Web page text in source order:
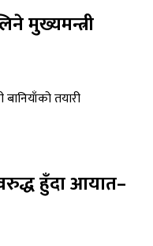
मुख्यमन्त्री
हुँदा आयात–